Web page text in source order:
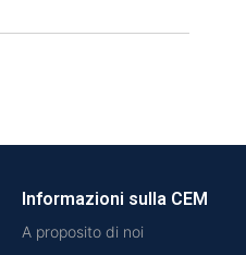
Informazioni sulla CEM
A proposito di noi